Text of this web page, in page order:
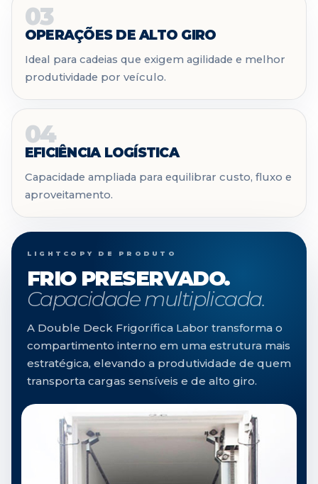
03
OPERAÇÕES DE ALTO GIRO
Ideal para cadeias que exigem agilidade e melhor
produtividade por veículo.
04
EFICIÊNCIA LOGÍSTICA
Capacidade ampliada para equilibrar custo, fluxo e
aproveitamento.
LIGHTCOPY DE PRODUTO
FRIO PRESERVADO.
Capacidade multiplicada.
A Double Deck Frigorífica Labor transforma o
compartimento interno em uma estrutura mais
estratégica, elevando a produtividade de quem
transporta cargas sensíveis e de alto giro.